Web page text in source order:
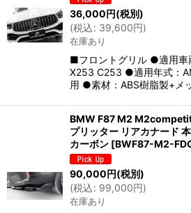
36,000円(税別)
(税込: 39,600円)
在庫あり
■フロントグリル ●適用車
X253 C253 ●適用年式：
用 ●素材：ABS樹脂製+メ
BMW F87 M2
プリッター リアカナード
カーボン [BWF87-M2-
90,000円(税別)
(税込: 99,000円)
在庫あり